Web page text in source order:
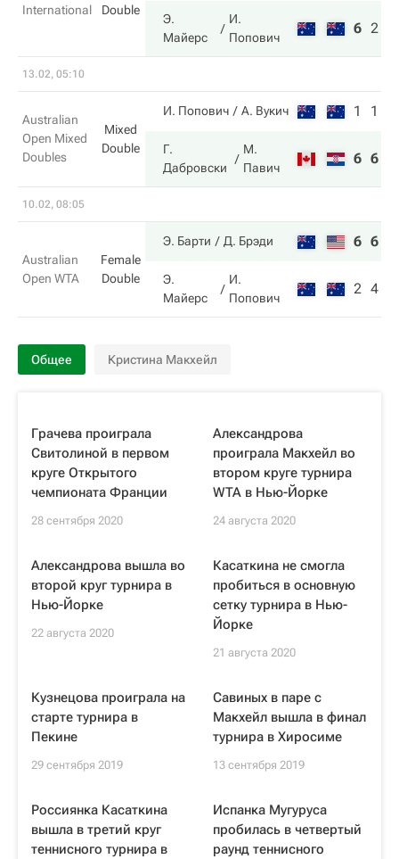
International Double
Э.
Майерс
И.
Попович
6 2
13.02, 05:10
Australian
Open Mixed
Doubles
Mixed
Double
И. Попович А. Вукич 1 1
Г.
Дабровски
М.
Павич
6 6
10.02, 08:05
Australian
Open WTA
Female
Double
Э. Барти Д. Брэди 6 6
Э.
Майерс
И.
Попович
2 4
Общее Кристина Макхейл
Грачева проиграла
Свитолиной в первом
круге Открытого
чемпионата Франции
28 сентября 2020
Александрова
проиграла Макхейл во
втором круге турнира
WTA в Нью-Йорке
24 августа 2020
Александрова вышла во
второй круг турнира в
Нью-Йорке
22 августа 2020
Касаткина не смогла
пробиться в основную
сетку турнира в Нью-
Йорке
21 августа 2020
Кузнецова проиграла на
старте турнира в
Пекине
29 сентября 2019
Савиных в паре с
Макхейл вышла в финал
турнира в Хиросиме
13 сентября 2019
Россиянка Касаткина
вышла в третий круг
теннисного турнира в
Испанка Мугуруса
пробилась в четвертый
раунд теннисного